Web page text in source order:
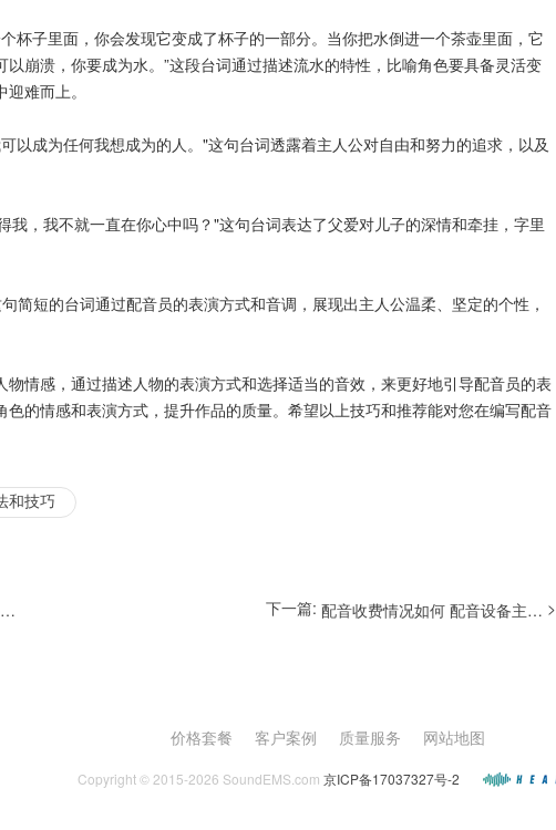
杯子里面，你会发现它变成了杯子的一部分。当你把水倒进一个茶壶里面，它
崩溃，你要成为水。”这段台词通过描述流水的特性，比喻角色要具备灵活变
难而上。
以成为任何我想成为的人。"这句台词透露着主人公对自由和努力的追求，以及
我，我不就一直在你心中吗？"这句台词表达了父爱对儿子的深情和牵挂，字里
简短的台词通过配音员的表演方式和音调，展现出主人公温柔、坚定的个性，
情感，通过描述人物的表演方式和选择适当的音效，来更好地引导配音员的表
的情感和表演方式，提升作品的质量。希望以上技巧和推荐能对您在编写配音
和技巧
配音设备主要有哪些 配音软件如何使用 下一篇: 配音收费情况如何 配音设备主要有哪些 >
价格套餐 客户案例 质量服务 网站地图
Copyright © 2015-2026 SoundEMS.com 京ICP备17037327号-2